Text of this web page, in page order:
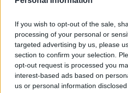
If you wish to opt-out of the sale,
processing of your personal or
targeted advertising by us, please
section to confirm your selection.
opt-out request is processed you
interest-based ads based on
us or personal information